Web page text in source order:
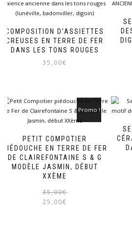
COMPOSITION D’ASSIETTES
CREUSES EN TERRE DE FER
DANS LES TONS ROUGES
35,00€
PETIT COMPOTIER
PIÉDOUCHE EN TERRE DE FER
DE CLAIREFONTAINE S & G
MODÈLE JASMIN, DÉBUT
XXÈME
Promo !
35,00€
25,00€